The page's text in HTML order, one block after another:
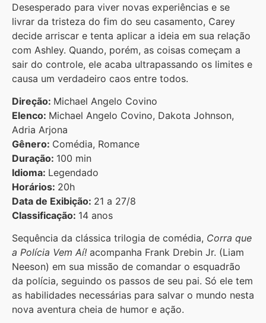
Desesperado para viver novas experiências e se
livrar da tristeza do fim do seu casamento, Carey
decide arriscar e tenta aplicar a ideia em sua relação
com Ashley. Quando, porém, as coisas começam a
sair do controle, ele acaba ultrapassando os limites e
causa um verdadeiro caos entre todos.
Direção: Michael Angelo Covino
Elenco: Michael Angelo Covino, Dakota Johnson,
Adria Arjona
Gênero: Comédia, Romance
Duração: 100 min
Idioma: Legendado
Horários: 20h
Data de Exibição: 21 a 27/8
Classificação: 14 anos
Sequência da clássica trilogia de comédia, Corra que
a Polícia Vem Aí! acompanha Frank Drebin Jr. (Liam
Neeson) em sua missão de comandar o esquadrão
da polícia, seguindo os passos de seu pai. Só ele tem
as habilidades necessárias para salvar o mundo nesta
nova aventura cheia de humor e ação.